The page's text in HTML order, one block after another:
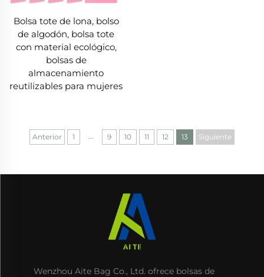
Bolsa tote de lona, bolso
de algodón, bolsa tote
con material ecológico,
bolsas de
almacenamiento
reutilizables para mujeres
Anterior 1 ... 9 10 11 12 13 Siguiente
Wenzhou Aite Bag Co., Ltd. ofrece bolsas de